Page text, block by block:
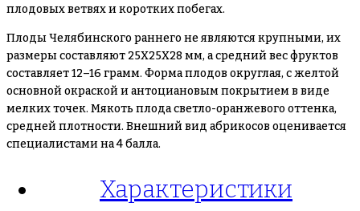
плодовых ветвях и коротких побегах.
Плоды Челябинского раннего не являются крупными, их
размеры составляют 25X25X28 мм, а средний вес фруктов
составляет 12–16 грамм. Форма плодов округлая, с желтой
основной окраской и антоциановым покрытием в виде
мелких точек. Мякоть плода светло-оранжевого оттенка,
средней плотности. Внешний вид абрикосов оценивается
специалистами на 4 балла.
Характеристики